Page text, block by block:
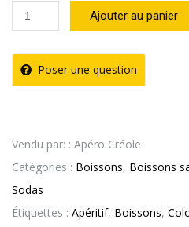
quantité
de
THÉ
GLACÉ
50cl
COLORADO
lot
4
Ajouter au panier
Poser une question
Vendu par: : Apéro Créole
Catégories : Boissons, Boissons
Sodas
Étiquettes : Apéritif, Boissons,